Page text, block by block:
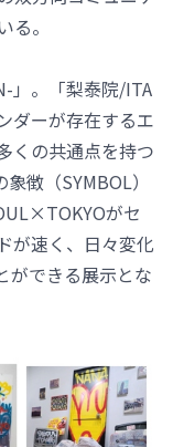
。
」。「梨泰院/ITA
ダーが存在するエ
くの共通点を持つ
徴（SYMBOL）
がセ
が速く、日々変化
ができる展示とな